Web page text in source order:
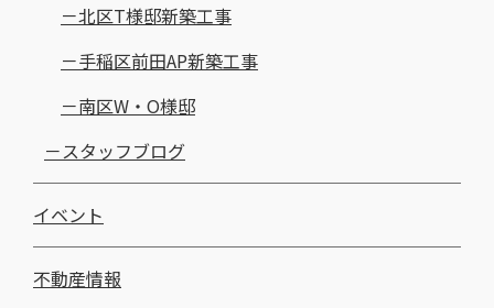
北区T様邸新築工事
手稲区前田AP新築工事
南区W・O様邸
スタッフブログ
イベント
不動産情報